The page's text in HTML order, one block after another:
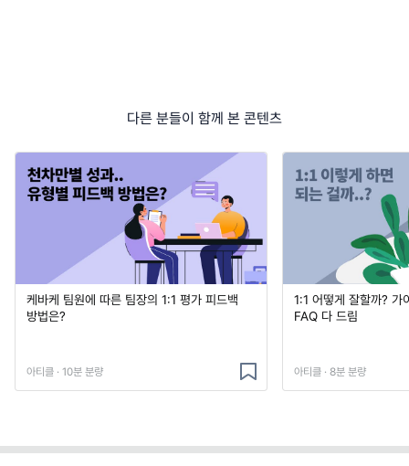
다른 분들이 함께 본 콘텐츠
케바케 팀원에 따른 팀장의 1:1 평가 피드백
방법은?
아티클 · 10분 분량
1:1 어떻게 잘할까? 가
FAQ 다 드림
아티클 · 8분 분량